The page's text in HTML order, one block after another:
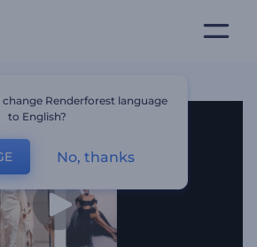
Renderforest language
to English?
No, thanks